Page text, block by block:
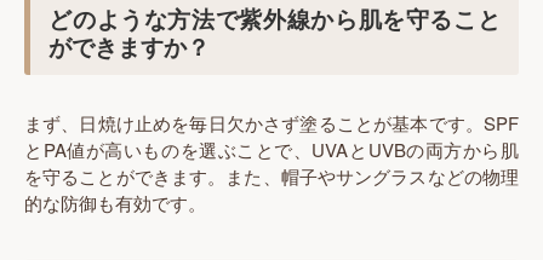
どのような方法で紫外線から肌を守ること
ができますか？
まず、日焼け止めを毎日欠かさず塗ることが基本です。SPF
とPA値が高いものを選ぶことで、UVAとUVBの両方から肌
を守ることができます。また、帽子やサングラスなどの物理
的な防御も有効です。